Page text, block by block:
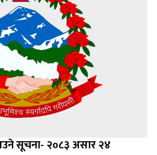
सूचना- २०८३ असार २४